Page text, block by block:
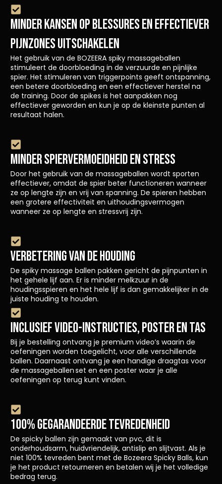
MINDER KANSEN OP BLESSURES EN EFFECTIEVER
PIJNZONES UITSCHAKELEN
Het gebruik van de BOZEERA spiky massageballen
stimuleert de doorbloeding in de verzuurde en pijnlijke
spier. Het stimuleren van triggerpoints geeft ontspanning,
een betere doorbloeding en een effectiever herstel na
de training. Door de spikes is het aanpakken nog
effectiever geworden en kun je op de kleinste punten al
resultaat halen.
MINDER SPIERVERMOEIDHEID EN STRESS
Door het gebruik van de massageballen wordt sporten
effectiever, omdat de spier beter functioneren wanneer
ze op lengte zijn en vrij van spanning. De spieren hebben
een grotere effectiviteit en uithoudingsvermogen
wanneer ze op lengte en stressvrij zijn.
VERBETERING VAN DE HOUDING
De spiky massage ballen pakken gericht de pijnpunten in
het gehele lijf aan. Er is minder melkzuur in de
houdingsspieren en het hele lijf is dan gemakkelijker in de
juiste houding te houden.
INCLUSIEF VIDEO-INSTRUCTIES, POSTER EN TAS
Bij je bestelling ontvang je premium video’s waarin de
oefeningen worden toegelicht, voor alle verschillende
ballen. Daarnaast ontvang je een handige draagtas voor
de massageballen set en een poster waar je alle
oefeningen op terug kunt vinden.
100% GEGARANDEERDE TEVREDENHEID
De spicky ballen zijn gemaakt van pvc, dit is
onderhoudsarm, huidvriendelijk, antislip en slijtvast. Als je
niet 100% tevreden bent met de Bozeera Spicky Balls, kun
je het product retourneren en betalen wij je het volledige
bedrag terug.